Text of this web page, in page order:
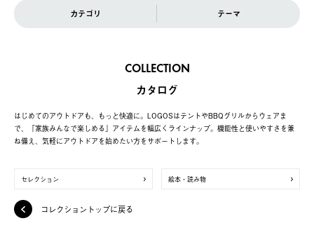
カテゴリ テーマ
COLLECTION
カタログ
はじめてのアウトドアも、もっと快適に。LOGOSはテントやBBQグリルからウェアま
で、「家族みんなで楽しめる」アイテムを幅広くラインナップ。機能性と使いやすさを兼
ね備え、気軽にアウトドアを始めたい方をサポートします。
セレクション 絵本・読み物
コレクショントップに戻る